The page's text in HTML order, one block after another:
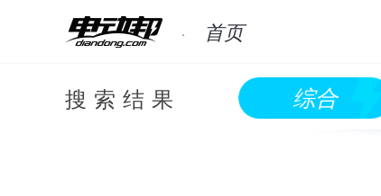
首页
搜索结果 综合